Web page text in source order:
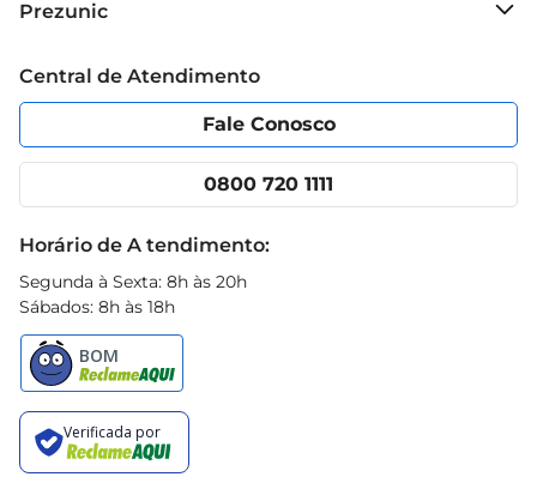
Grupo Cencosud
Política de Privacidade
Portal do fornecedor
Cencosud Media
Prezunic
Código de Ética
App Prezunic
Central de Atendimento
Fale Conosco
0800 720 1111
Horário de A tendimento:
Segunda à Sexta: 8h às 20h
Sábados: 8h às 18h